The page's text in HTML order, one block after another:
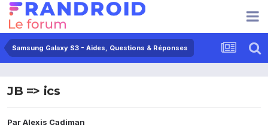
Samsung Galaxy S3 - Aides, Questions & Réponses
JB => ics
ParAlexis Cadiman